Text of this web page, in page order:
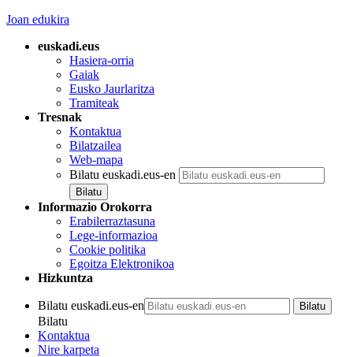
Joan edukira
euskadi.eus
Hasiera-orria
Gaiak
Eusko Jaurlaritza
Tramiteak
Tresnak
Kontaktua
Bilatzailea
Web-mapa
Bilatu euskadi.eus-en
Informazio Orokorra
Erabilerraztasuna
Lege-informazioa
Cookie politika
Egoitza Elektronikoa
Hizkuntza
Bilatu euskadi.eus-en
Bilatu
Kontaktua
Nire karpeta